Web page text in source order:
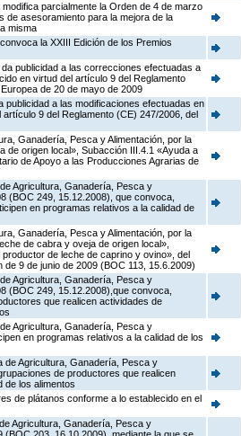
parcialmente la Orden de 4 de marzo
de asesoramiento para la mejora de la
misma
la XXIII Edición de los Premios
publicidad a las correcciones efectuadas a
en virtud del artículo 9 del Reglamento
de 20 de mayo de 2009
publicidad a las modificaciones efectuadas en
9 del Reglamento (CE) 247/2006, del
Ganadería, Pesca y Alimentación, por la
de origen local», Subacción III.4.1 «Ayuda a
de Apoyo a las Producciones Agrarias de
Agricultura, Ganadería, Pesca y
(BOC 249, 15.12.2008), que convoca,
en programas relativos a la calidad de
Ganadería, Pesca y Alimentación, por la
de cabra y oveja de origen local»,
de leche de caprino y ovino», del
9 de junio de 2009 (BOC 113, 15.6.2009)
Agricultura, Ganadería, Pesca y
(BOC 249, 15.12.2008),que convoca,
que realicen actividades de
Agricultura, Ganadería, Pesca y
en programas relativos a la calidad de los
de Agricultura, Ganadería, Pesca y
de productores que realicen
de los alimentos
de plátanos conforme a lo establecido en el
Agricultura, Ganadería, Pesca y